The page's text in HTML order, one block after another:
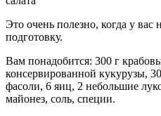
Это очень полезно, когда у
подготовку.
Вам понадобится: 300 г
консервированной кукурузы,
фасоли, 6 яиц, 2 небольшие
майонез, соль, специи.